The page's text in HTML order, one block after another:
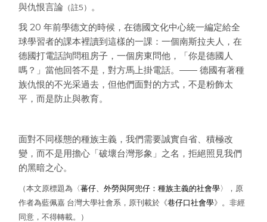
與仇恨言論 （註5） 。
我 20 年前學德文的時候，在德國文化中心統一編定給全
球學習者的課本裡讀到這樣的一課：一個南斯拉夫人，在
德國打電話詢問租房子，一個房東問他，「你是德國人
嗎？」當他回答不是，對方馬上掛電話。—— 德國有著種
族仇恨的不光采過去，但他們面對的方式，不是粉飾太
平，而是防止與教育。
面對不同樣態的種族主義，我們需要誠實自省、積極改
變，而不是用擔心「破壞台灣形象」之名，拒絕照見我們
的黑暗之心。
（本文原標題為〈蕃仔、外勞與阿兜仔：種族主義的社會學〉，原
作者為藍佩嘉 台灣大學社會系，原刊載於《巷仔口社會學》。非經
同意，不得轉載。）